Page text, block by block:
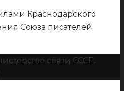
Краснодарского
Союза писателей